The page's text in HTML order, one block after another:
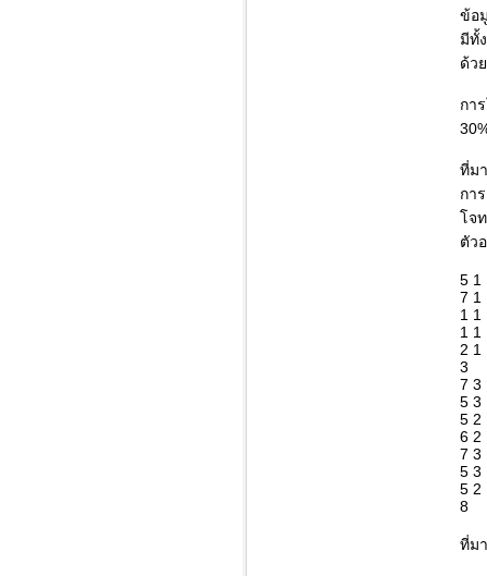
ข้อ
มีทั้
ด้ว
กา
ที่มา
กา
โจ
ตัว
5 1
7 1
1 1
1 1
2 1
3
7 3
5 3
5 2
6 2
7 3
5 3
5 2
8
ที่ม